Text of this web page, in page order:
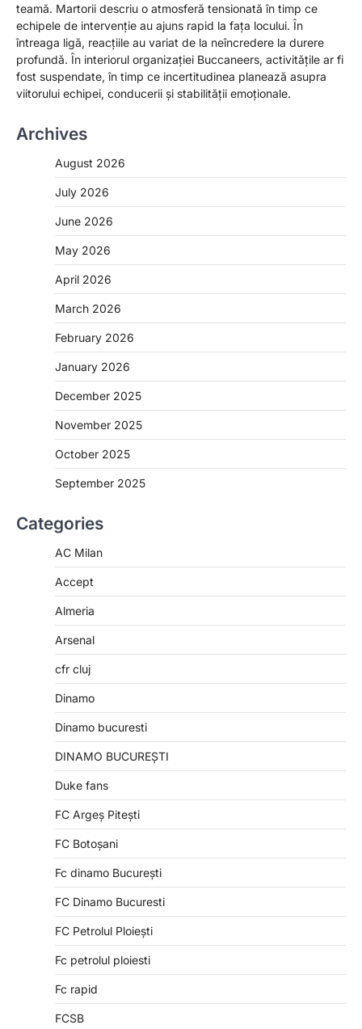
teamă. Martorii descriu o atmosferă tensionată în timp ce
echipele de intervenție au ajuns rapid la fața locului. În
întreaga ligă, reacțiile au variat de la neîncredere la durere
profundă. În interiorul organizației Buccaneers, activitățile ar fi
fost suspendate, în timp ce incertitudinea planează asupra
viitorului echipei, conducerii și stabilității emoționale.
Archives
August 2026
July 2026
June 2026
May 2026
April 2026
March 2026
February 2026
January 2026
December 2025
November 2025
October 2025
September 2025
Categories
AC Milan
Accept
Almeria
Arsenal
cfr cluj
Dinamo
Dinamo bucuresti
DINAMO BUCUREȘTI
Duke fans
FC Argeș Pitești
FC Botoșani
Fc dinamo București
FC Dinamo Bucuresti
FC Petrolul Ploiești
Fc petrolul ploiesti
Fc rapid
FCSB